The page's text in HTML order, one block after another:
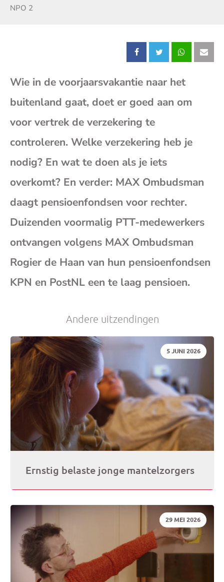
Zender:
NPO 2
Deel
dit
bericht
op
Facebook
Deel
dit
bericht
op
X
Deel
dit
op
Wie in de voorjaarsvakantie naar het
buitenland gaat, doet er goed aan om
voor vertrek de verzekering te
controleren. Welke verzekering heb je
nodig? En wat te doen als je iets
overkomt? En verder: MAX Ombudsman
daagt pensioenfondsen voor rechter.
Duizenden voormalig PTT-medewerkers
ontvangen volgens MAX Ombudsman
Rogier de Haan van hun pensioenfondsen
KPN en PostNL een te laag pensioen.
Andere uitzendingen
DATUM:
5 JUNI 2026
Ernstig belaste jonge mantelzorgers
DATUM:
29 MEI 2026